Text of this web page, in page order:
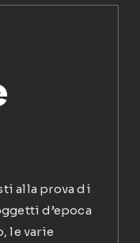
alla prova di
d’epoca
le varie